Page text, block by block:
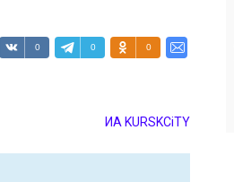
0 0 0
ИА KURSKCiTY